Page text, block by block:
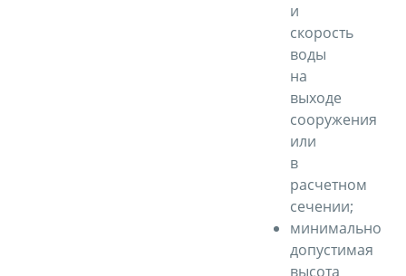
и
скорость
воды
на
выходе
сооружения
или
в
расчетном
сечении;
минимально
допустимая
высота